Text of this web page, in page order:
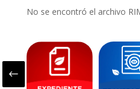
No se encontró el archivo
#